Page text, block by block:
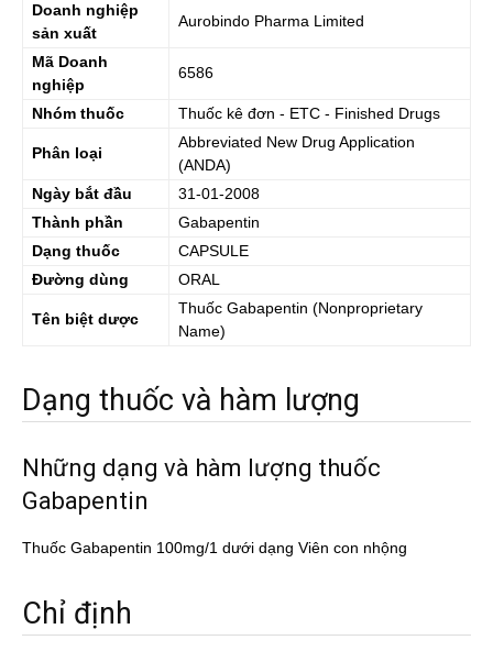
Doanh nghiệp
sản xuất
Aurobindo Pharma Limited
Mã Doanh
nghiệp
6586
Nhóm thuốc Thuốc kê đơn - ETC - Finished Drugs
Phân loại
Abbreviated New Drug Application
(ANDA)
Ngày bắt đầu
31-01-2008
Thành phần
Gabapentin
Dạng thuốc
CAPSULE
Đường dùng
ORAL
Tên biệt dược
Thuốc Gabapentin (Nonproprietary
Name)
Dạng thuốc và hàm lượng
Những dạng và hàm lượng thuốc
Gabapentin
Thuốc Gabapentin 100mg/1 dưới dạng Viên con nhộng
Chỉ định